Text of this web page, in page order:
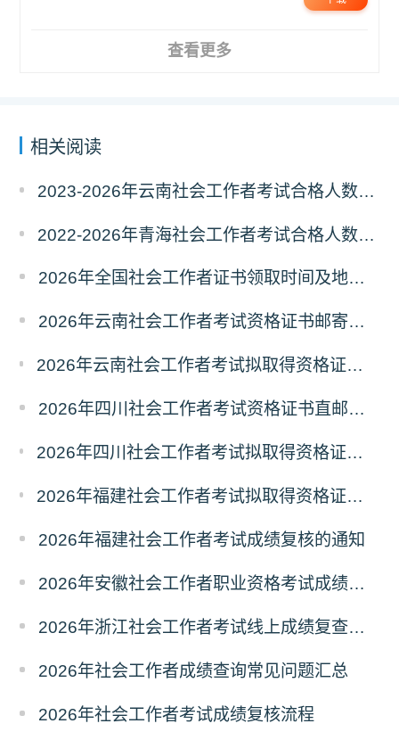
查看更多
相关阅读
2023-2026年云南社会工作者考试合格人数统计及分析
2022-2026年青海社会工作者考试合格人数统计及分析
2026年全国社会工作者证书领取时间及地点汇总
2026年云南社会工作者考试资格证书邮寄领取的通知
2026年云南社会工作者考试拟取得资格证书人员使用告知承诺制情况的公示
2026年四川社会工作者考试资格证书直邮领取的通知
2026年四川社会工作者考试拟取得资格证书相关人员承诺情况的公示
2026年福建社会工作者考试拟取得资格证书相关人员承诺情况的公示
2026年福建社会工作者考试成绩复核的通知
2026年安徽社会工作者职业资格考试成绩复查的通知
2026年浙江社会工作者考试线上成绩复查申请的通知
2026年社会工作者成绩查询常见问题汇总
2026年社会工作者考试成绩复核流程